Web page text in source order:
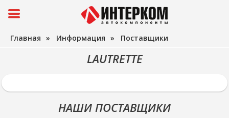
Главная » Информация » Поставщики
LAUTRETTE
НАШИ ПОСТАВЩИКИ